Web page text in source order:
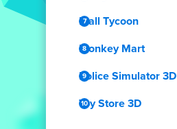
Mall Tycoon
Monkey Mart
Police Simulator 3D
Toy Store 3D